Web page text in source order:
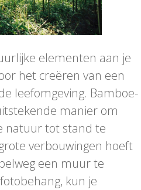
elementen aan je
het creëren van een
leefomgeving. Bamboe-
manier om
natuur tot stand te
verbouwingen hoeft
een muur te
kun je